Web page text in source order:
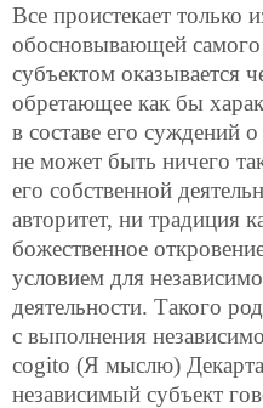
Все проистекает только
обосновывающей
субъектом оказывается
обретающее как бы
в составе его суждений
не может быть ничего
его собственной
авторитет, ни традиция
божественное
условием для
деятельности. Такого
с выполнения
cogito (Я мыслю)
независимый субъект